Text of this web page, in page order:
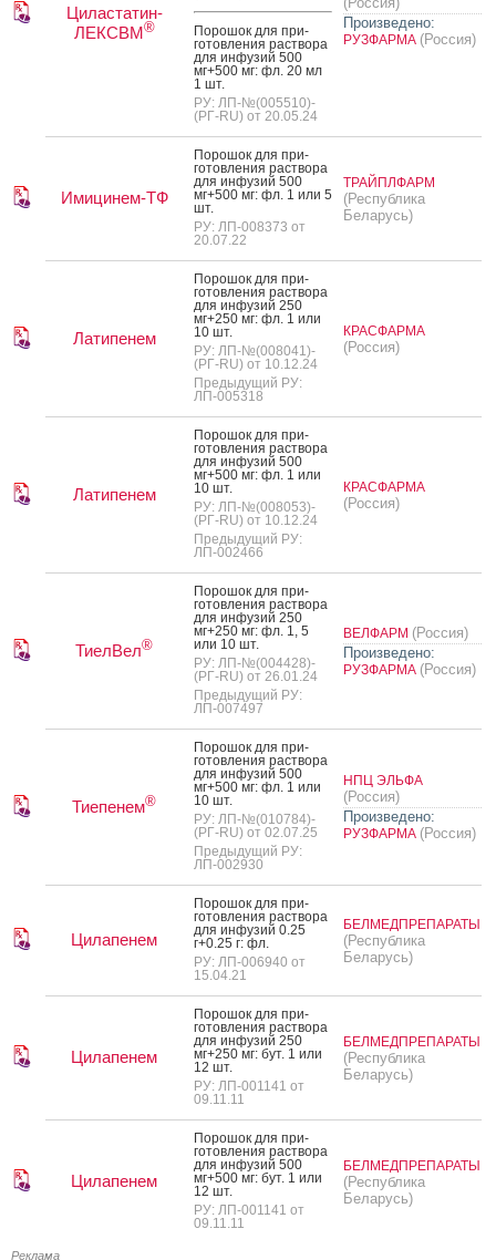
Циластатин-
ЛЕКСВМ®
По­рошок для при­
готов­ле­ния рас­тво­ра
для ин­фу­зий 500
мг+500 мг: фл. 20 мл
1 шт.
РУ: ЛП-№(005510)-
(РГ-RU) от 20.05.24
Произведено:
РУЗФАРМА (Россия)
Имицинем-ТФ
По­рошок для при­
готов­ле­ния рас­тво­ра
для ин­фу­зий 500
мг+500 мг: фл. 1 или 5
шт.
РУ: ЛП-008373 от
20.07.22
ТРАЙПЛФАРМ
(Республика
Беларусь)
Латипенем
По­рошок для при­
готов­ле­ния рас­тво­ра
для ин­фу­зий 250
мг+250 мг: фл. 1 или
10 шт.
РУ: ЛП-№(008041)-
(РГ-RU) от 10.12.24
Предыдущий РУ:
ЛП-005318
КРАСФАРМА
(Россия)
Латипенем
По­рошок для при­
готов­ле­ния рас­тво­ра
для ин­фу­зий 500
мг+500 мг: фл. 1 или
10 шт.
РУ: ЛП-№(008053)-
(РГ-RU) от 10.12.24
Предыдущий РУ:
ЛП-002466
КРАСФАРМА
(Россия)
ТиелВел®
По­рошок для при­
готов­ле­ния рас­тво­ра
для ин­фу­зий 250
мг+250 мг: фл. 1, 5
или 10 шт.
РУ: ЛП-№(004428)-
(РГ-RU) от 26.01.24
Предыдущий РУ:
ЛП-007497
ВЕЛФАРМ (Россия)
Произведено:
РУЗФАРМА (Россия)
Тиепенем®
По­рошок для при­
готов­ле­ния рас­тво­ра
для ин­фу­зий 500
мг+500 мг: фл. 1 или
10 шт.
РУ: ЛП-№(010784)-
(РГ-RU) от 02.07.25
Предыдущий РУ:
ЛП-002930
НПЦ ЭЛЬФА
(Россия)
Произведено:
РУЗФАРМА (Россия)
Цилапенем
По­рошок для при­
готов­ле­ния рас­тво­ра
для ин­фу­зий 0.25
г+0.25 г: фл.
РУ: ЛП-006940 от
15.04.21
БЕЛМЕДПРЕПАРАТЫ
(Республика
Беларусь)
Цилапенем
По­рошок для при­
готов­ле­ния рас­тво­ра
для ин­фу­зий 250
мг+250 мг: бут. 1 или
12 шт.
РУ: ЛП-001141 от
09.11.11
БЕЛМЕДПРЕПАРАТЫ
(Республика
Беларусь)
Цилапенем
По­рошок для при­
готов­ле­ния рас­тво­ра
для ин­фу­зий 500
мг+500 мг: бут. 1 или
12 шт.
РУ: ЛП-001141 от
09.11.11
БЕЛМЕДПРЕПАРАТЫ
(Республика
Беларусь)
Реклама